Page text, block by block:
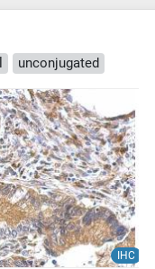
unconjugated
IHC